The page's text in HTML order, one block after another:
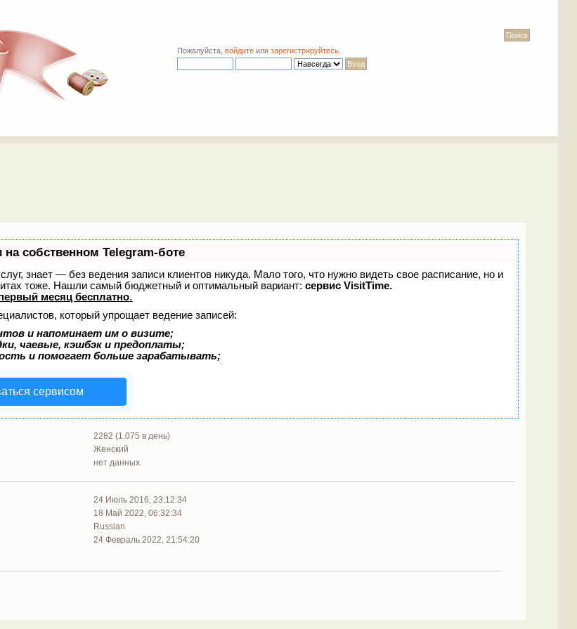
Пожалуйста,войдите илизарегистрируйтесь
на собственном Telegram-боте
знает — без ведения записи клиентов никуда. Мало того, что нужно видеть свое расписание, но и
тоже. Нашли самый бюджетный и оптимальный вариант:сервис VisitTime.
месяц бесплатно.
который упрощает ведение записей:
и напоминает им о визите;
чаевые, кэшбэк и предоплаты;
и помогает больше зарабатывать;
сервисом
2282 (1.075 в день)
Женский
нет данных
24 Июль 2016, 23:12:34
18 Май 2022, 06:32:34
Russian
24 Февраль 2022, 21:54:20